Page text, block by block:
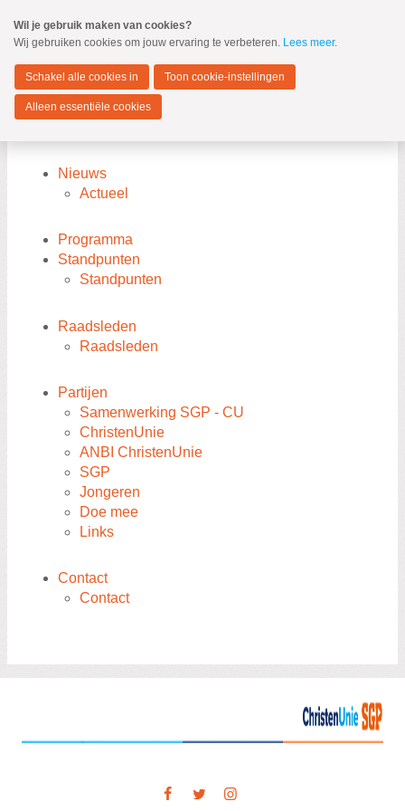
naar
Spring
de
inhoud
Spring
naar
Hendrik-Ido-Ambacht
MENU
Nieuws
Actueel
Programma
Standpunten
Standpunten
Raadsleden
Raadsleden
Partijen
Samenwerking SGP - CU
ChristenUnie
ANBI ChristenUnie
SGP
Jongeren
Doe mee
Links
Contact
Contact
Wil je gebruik maken van cookies?
Wij gebruiken cookies om jouw ervaring te verbeteren. Lees meer.
Schakel alle cookies in Toon cookie-instellingen
Alleen essentiële cookies